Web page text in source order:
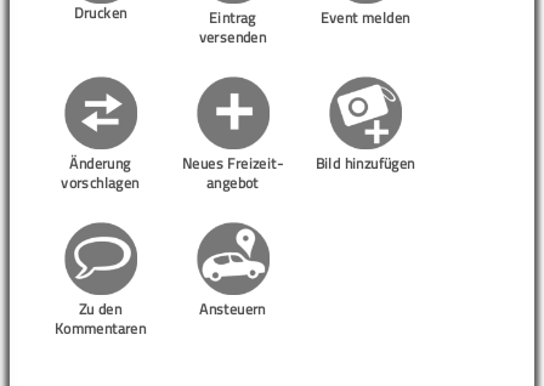
Drucken
Eintrag
versenden
Event melden
Änderung
vorschlagen
Neues Freizeit-
angebot
Bild hinzufügen
Zu den
Kommentaren
Ansteuern